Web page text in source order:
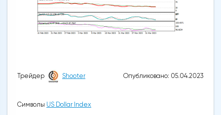
Трейдер Shooter Опубликовано: 05.04.2023
Символы US Dollar Index